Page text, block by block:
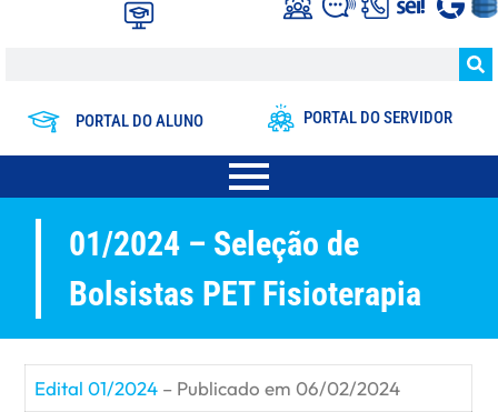
PORTAL DO ALUNO PORTAL DO SERVIDOR
01/2024 – Seleção de
Bolsistas PET Fisioterapia
Edital 01/2024 – Publicado em 06/02/2024